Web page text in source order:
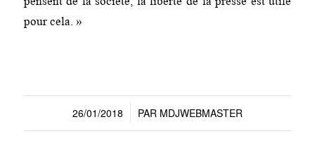
pour cela. »
26/01/2018
/ PAR MDJWEBMASTER